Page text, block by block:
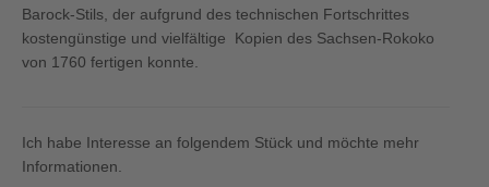
Barock-Stils, der aufgrund des technischen Fortschrittes
kostengünstige und vielfältige Kopien des Sachsen-Rokoko
von 1760 fertigen konnte.
Ich habe Interesse an folgendem Stück und möchte mehr
Informationen.